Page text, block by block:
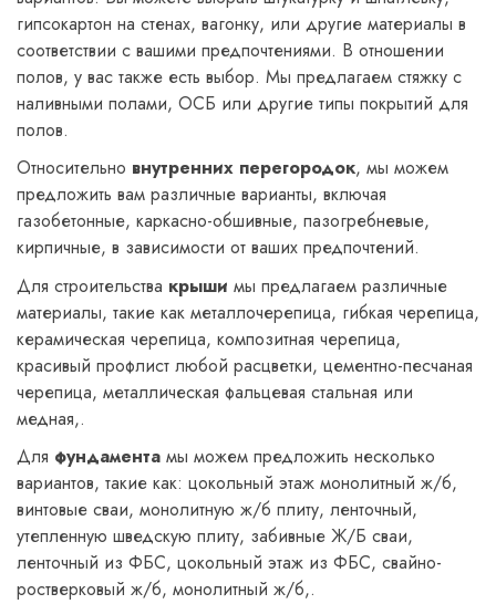
гипсокартон на стенах, вагонку, или другие материалы в
соответствии с вашими предпочтениями. В отношении
полов, у вас также есть выбор. Мы предлагаем стяжку с
наливными полами, ОСБ или другие типы покрытий для
полов.
Относительно внутренних перегородок, мы можем
предложить вам различные варианты, включая
газобетонные, каркасно-обшивные, пазогребневые,
кирпичные, в зависимости от ваших предпочтений.
Для строительства крыши мы предлагаем различные
материалы, такие как металлочерепица, гибкая черепица,
керамическая черепица, композитная черепица,
красивый профлист любой расцветки, цементно-песчаная
черепица, металлическая фальцевая стальная или
медная,.
Для фундамента мы можем предложить несколько
вариантов, такие как: цокольный этаж монолитный ж/б,
винтовые сваи, монолитную ж/б плиту, ленточный,
утепленную шведскую плиту, забивные Ж/Б сваи,
ленточный из ФБС, цокольный этаж из ФБС, свайно-
ростверковый ж/б, монолитный ж/б,.